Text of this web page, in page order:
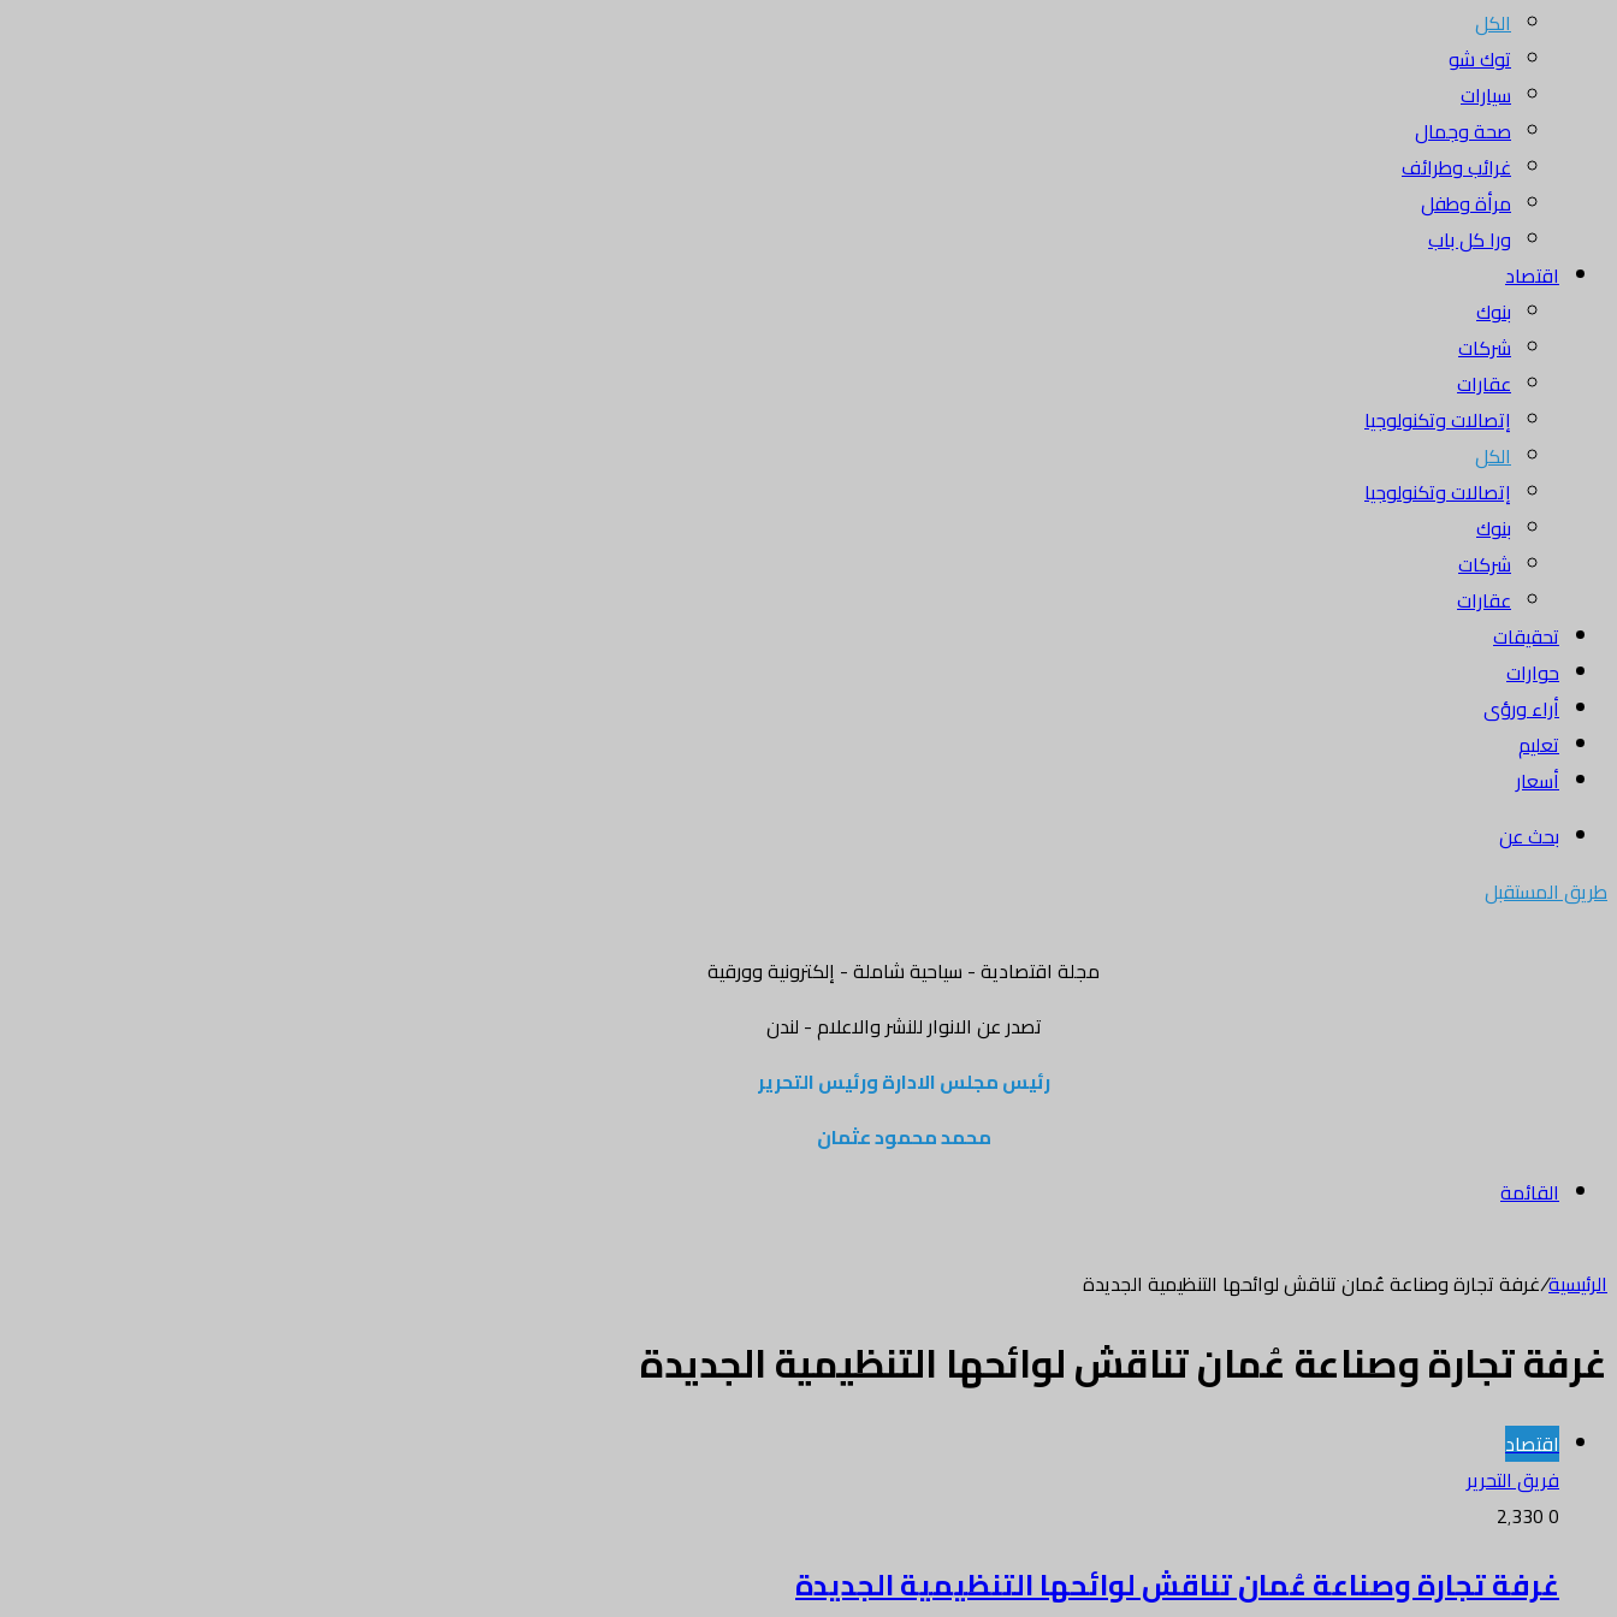
الكل
توك شو
سيارات
صحة وجمال
غرائب وطرائف
مرأة وطفل
ورا كل باب
اقتصاد
بنوك
شركات
عقارات
إتصالات وتكنولوجيا
الكل
إتصالات وتكنولوجيا
بنوك
شركات
عقارات
تحقيقات
حوارات
أراء ورؤى
تعليم
أسعار
بحث عن
طريق المستقبل
مجلة اقتصادية - سياحية شاملة - إلكترونية وورقية
تصدر عن الانوار للنشر والاعلام - لندن
رئيس مجلس الادارة ورئيس التحرير
محمد محمود عثمان
القائمة
الرئيسية/غرفة تجارة وصناعة عُمان تناقش لوائحها التنظيمية الجديدة
غرفة تجارة وصناعة عُمان تناقش لوائحها التنظيمية الجديدة
اقتصاد
فريق التحرير
0
غرفة تجارة وصناعة عُمان تناقش لوائحها التنظيمية الجديدة